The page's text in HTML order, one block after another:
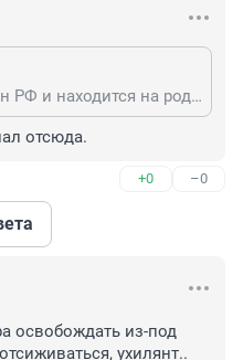
Он не чужой, а гражданин РФ и находится на родине. С его мнением о живодёре Тарковском абсолютно согласен. Сам можешь валить куда хочешь, а люди без тебя разберутся, что и где им делать.
отсюда.
+0 –0
освобождать из-под
ухилянт..